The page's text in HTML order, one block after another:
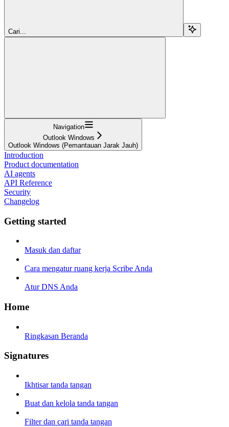
Cari...
Navigation
Outlook Windows
Outlook Windows (Pemantauan Jarak Jauh)
Introduction
Product documentation
AI agents
API Reference
Security
Changelog
Getting started
Masuk dan daftar
Cara mengatur ruang kerja Scribe Anda
Atur DNS Anda
Home
Ringkasan Beranda
Signatures
Ikhtisar tanda tangan
Buat dan kelola tanda tangan
Filter dan cari tanda tangan